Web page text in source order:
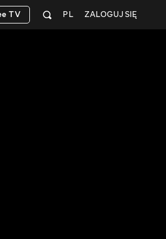
ZALOGUJ SIĘ
PL
TV